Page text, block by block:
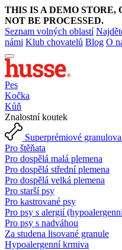
THIS IS A DEMO
NOT BE PROCESSED.
Seznam volných oblastí
námi Klub chovatelů Blog O
Pes
Kočka
Kůň
Znalostní koutek
Superprémiové
Pro štěňata
Pro dospělá malá plemena
Pro dospělá střední plemena
Pro dospělá velká plemena
Pro starší psy
Pro kastrované psy
Pro psy s alergií
Pro psy s nadváhou
Za studena lisované granule
Hypoalergenní krmiva